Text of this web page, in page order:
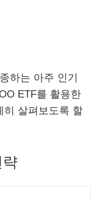
하는 아주 인기
ETF를 활용한
히 살펴보도록 할